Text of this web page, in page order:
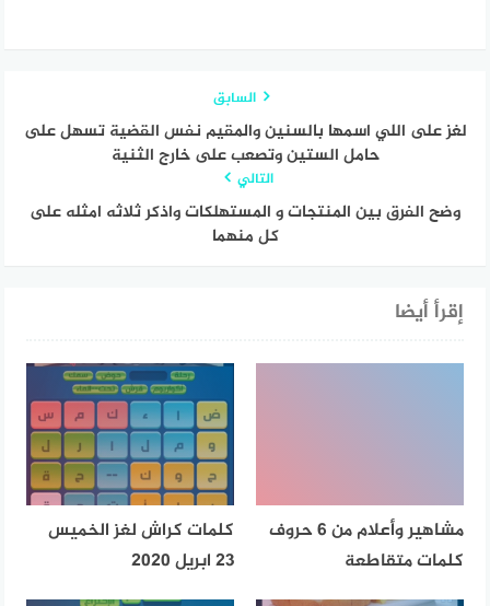
السابق
لغز على اللي اسمها بالسنين والمقيم نفس القضية تسهل على
حامل الستين وتصعب على خارج الثنية
التالي
وضح الفرق بين المنتجات و المستهلكات واذكر ثلاثه امثله على
كل منهما
إقرأ أيضا
مشاهير وأعلام من 6 حروف
كلمات متقاطعة
كلمات كراش لغز الخميس
23 ابريل 2020